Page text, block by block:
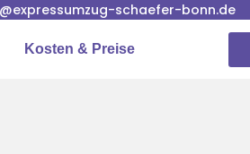
schaefer-bonn.de
Kosten & Preise